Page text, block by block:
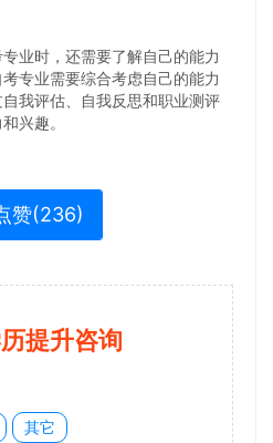
业时，还需要了解自己的能力
专业需要综合考虑自己的能力
我评估、自我反思和职业测评
兴趣。
赞(236)
提升咨询
其它